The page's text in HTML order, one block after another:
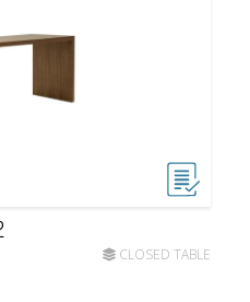
CLOSED TABLE